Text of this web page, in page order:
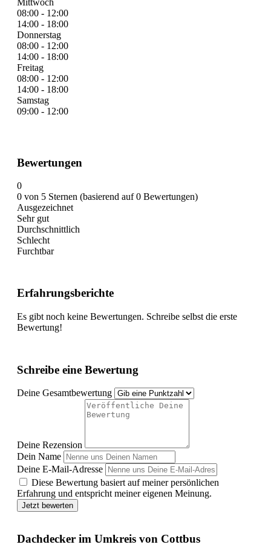
Mittwoch
08:00 - 12:00
14:00 - 18:00
Donnerstag
08:00 - 12:00
14:00 - 18:00
Freitag
08:00 - 12:00
14:00 - 18:00
Samstag
09:00 - 12:00
Bewertungen
0
0 von 5 Sternen (basierend auf 0 Bewertungen)
Ausgezeichnet
Sehr gut
Durchschnittlich
Schlecht
Furchtbar
Erfahrungsberichte
Es gibt noch keine Bewertungen. Schreibe selbst die erste
Bewertung!
Schreibe eine Bewertung
Deine Gesamtbewertung
Deine Rezension
Dein Name
Deine E-Mail-Adresse
Diese Bewertung basiert auf meiner persönlichen
Erfahrung und entspricht meiner eigenen Meinung.
Jetzt bewerten
Dachdecker im Umkreis von Cottbus